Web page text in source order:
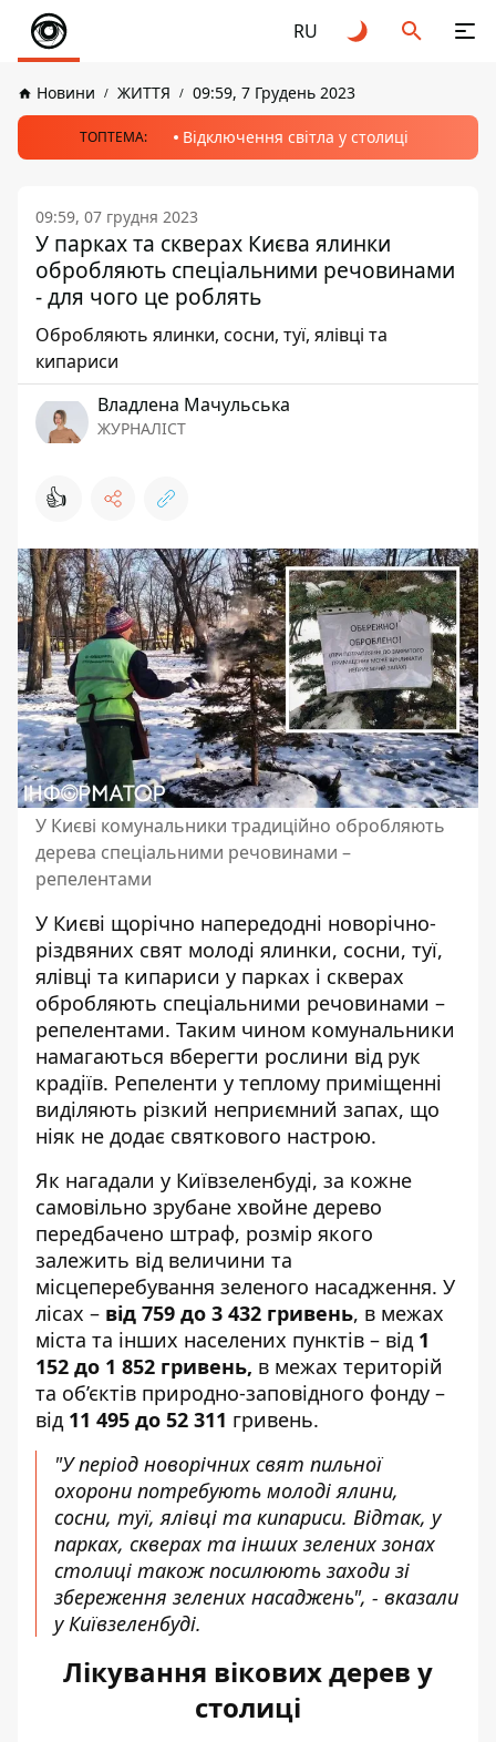
RU
Новини ЖИТТЯ 09:59, 7 Грудень 2023
ТОПТЕМА: Відключення світла у столиці
09:59, 07 грудня 2023
У парках та скверах Києва ялинки
обробляють спеціальними речовинами
- для чого це роблять
Обробляють ялинки, сосни, туї, ялівці та
кипариси
Владлена Мачульська
ЖУРНАЛІСТ
👍
У Києві комунальники традиційно обробляють
дерева спеціальними речовинами –
репелентами
У Києві щорічно напередодні новорічно-
різдвяних свят молоді ялинки, сосни, туї,
ялівці та кипариси у парках і скверах
обробляють спеціальними речовинами –
репелентами. Таким чином комунальники
намагаються вберегти рослини від рук
крадіїв. Репеленти у теплому приміщенні
виділяють різкий неприємний запах, що
ніяк не додає святкового настрою.
Як нагадали у Київзеленбуді, за кожне
самовільно зрубане хвойне дерево
передбачено штраф, розмір якого
залежить від величини та
місцеперебування зеленого насадження. У
лісах – від 759 до 3 432 гривень, в межах
міста та інших населених пунктів – від 1
152 до 1 852 гривень, в межах територій
та об’єктів природно-заповідного фонду –
від 11 495 до 52 311 гривень.
"У період новорічних свят пильної
охорони потребують молоді ялини,
сосни, туї, ялівці та кипариси. Відтак, у
парках, скверах та інших зелених зонах
столиці також посилюють заходи зі
збереження зелених насаджень", - вказали
у Київзеленбуді.
Лікування вікових дерев у
столиці